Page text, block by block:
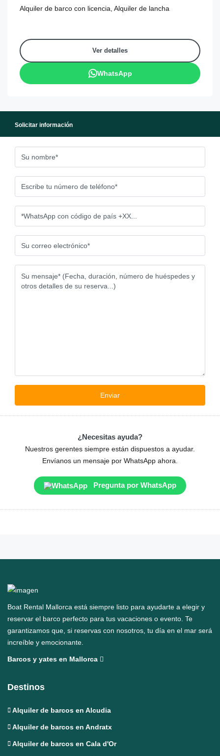
Alquiler de barco con licencia, Alquiler de lancha
Ver detalles
WhatsApp
Solicitar información
¿Necesitas ayuda?
Nuestros gerentes siempre están dispuestos a ayudar.
Envíanos un mensaje por WhatsApp ahora.
Pregunta por WhatsApp
Boat Rental Mallorca está siempre listo para ayudarte a elegir y
reservar el barco perfecto para tus vacaciones o evento. Te
garantizamos que, si reservas con nosotros, tu día en el mar será
increíble y emocionante.
Barcos y yates en Mallorca
Destinos
Alquiler de barcos en Alcudia
Alquiler de barcos en Andratx
Alquiler de barcos en Cala d'Or